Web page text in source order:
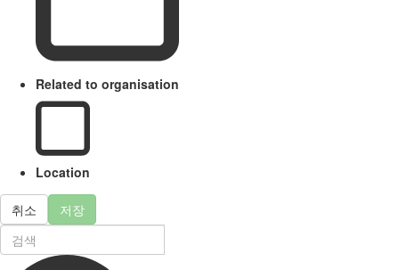
Related to organisation
Location
취소 저장